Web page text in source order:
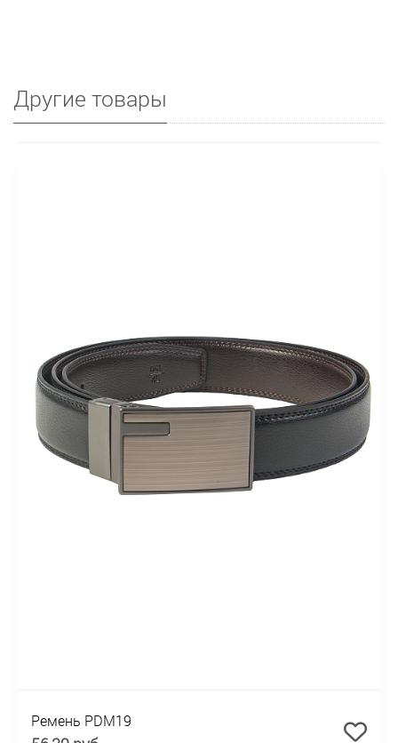
Другие товары
Ремень PDM19